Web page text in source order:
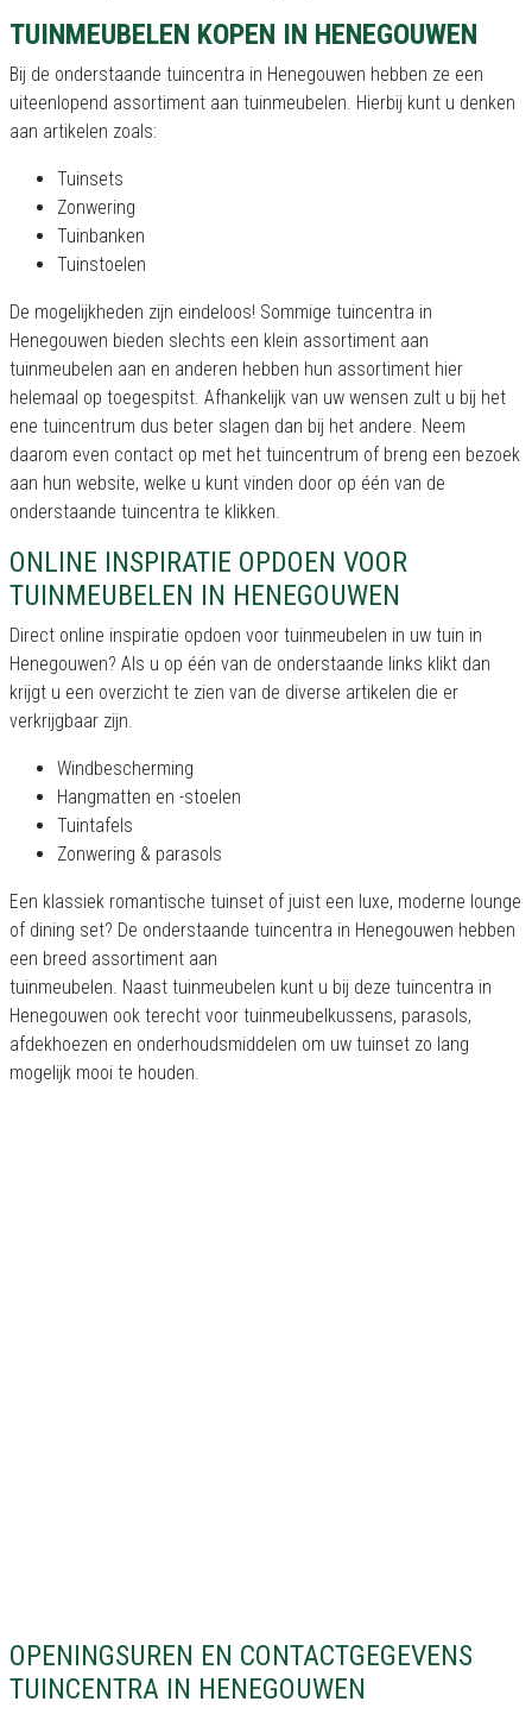
TUINMEUBELEN KOPEN IN HENEGOUWEN
Bij de onderstaande tuincentra in Henegouwen hebben ze een
uiteenlopend assortiment aan tuinmeubelen. Hierbij kunt u denken
aan artikelen zoals:
Tuinsets
Zonwering
Tuinbanken
Tuinstoelen
De mogelijkheden zijn eindeloos! Sommige tuincentra in
Henegouwen bieden slechts een klein assortiment aan
tuinmeubelen aan en anderen hebben hun assortiment hier
helemaal op toegespitst. Afhankelijk van uw wensen zult u bij het
ene tuincentrum dus beter slagen dan bij het andere. Neem
daarom even contact op met het tuincentrum of breng een bezoek
aan hun website, welke u kunt vinden door op één van de
onderstaande tuincentra te klikken.
ONLINE INSPIRATIE OPDOEN VOOR
TUINMEUBELEN IN HENEGOUWEN
Direct online inspiratie opdoen voor tuinmeubelen in uw tuin in
Henegouwen? Als u op één van de onderstaande links klikt dan
krijgt u een overzicht te zien van de diverse artikelen die er
verkrijgbaar zijn.
Windbescherming
Hangmatten en -stoelen
Tuintafels
Zonwering & parasols
Een klassiek romantische tuinset of juist een luxe, moderne lounge
of dining set? De onderstaande tuincentra in Henegouwen hebben
een breed assortiment aan
tuinmeubelen. Naast tuinmeubelen kunt u bij deze tuincentra in
Henegouwen ook terecht voor tuinmeubelkussens, parasols,
afdekhoezen en onderhoudsmiddelen om uw tuinset zo lang
mogelijk mooi te houden.
OPENINGSUREN EN CONTACTGEGEVENS
TUINCENTRA IN HENEGOUWEN